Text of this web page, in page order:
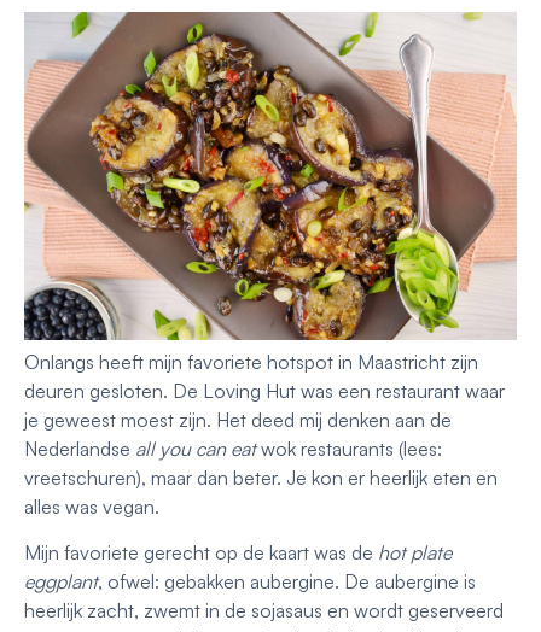
Onlangs heeft mijn favoriete hotspot in Maastricht zijn
deuren gesloten. De Loving Hut was een restaurant waar
je geweest moest zijn. Het deed mij denken aan de
Nederlandse all you can eatwok restaurants (lees:
vreetschuren), maar dan beter. Je kon er heerlijk eten en
alles was vegan.
Mijn favoriete gerecht op de kaart was de hot plate
eggplant, ofwel: gebakken aubergine. De aubergine is
heerlijk zacht, zwemt in de sojasaus en wordt geserveerd